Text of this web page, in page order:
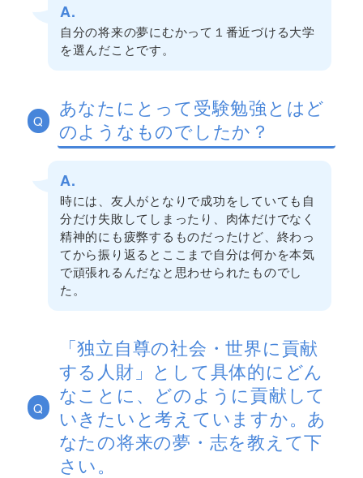
A.
自分の将来の夢にむかって１番近づける大学
を選んだことです。
Q
あなたにとって受験勉強とはど
のようなものでしたか？
A.
時には、友人がとなりで成功をしていても自
分だけ失敗してしまったり、肉体だけでなく
精神的にも疲弊するものだったけど、終わっ
てから振り返るとここまで自分は何かを本気
で頑張れるんだなと思わせられたものでし
た。
Q
「独立自尊の社会・世界に貢献
する人財」として具体的にどん
なことに、どのように貢献して
いきたいと考えていますか。あ
なたの将来の夢・志を教えて下
さい。